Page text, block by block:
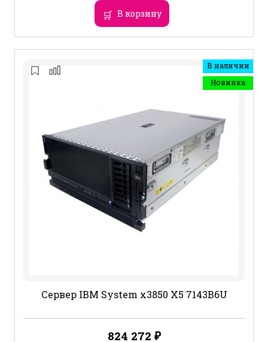
В корзину
В наличии
Новинка
Сервер IBM System x3850 X5 7143B6U
824 272 ₽